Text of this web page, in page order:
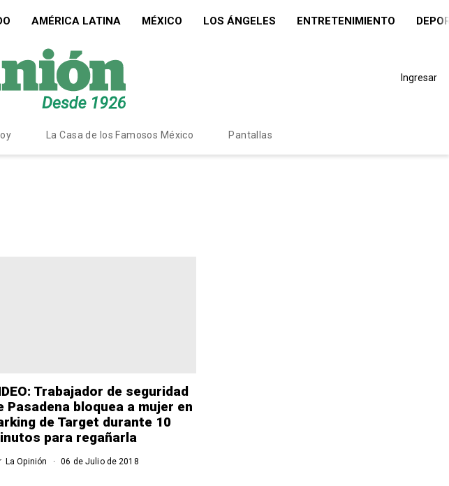
AMÉRICA LATINA MÉXICO LOS ÁNGELES ENTRETENIMIENTO
Ingresar
La Casa de los Famosos México Pantallas
Trabajador de seguridad
Pasadena bloquea a mujer en
de Target durante 10
para regañarla
La Opinión 06 de Julio de 2018